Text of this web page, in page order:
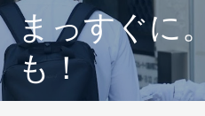
まっすぐに
も！